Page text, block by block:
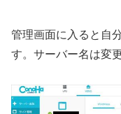
管理画面に入ると自
す。サーバー名は変